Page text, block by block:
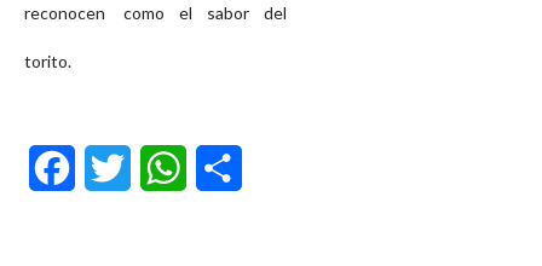
reconocen como el sabor del
torito.
FacebookTwitter WhatsApp